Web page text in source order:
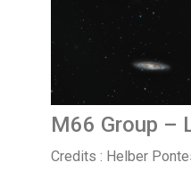
M66 Group –
Credits : Helber